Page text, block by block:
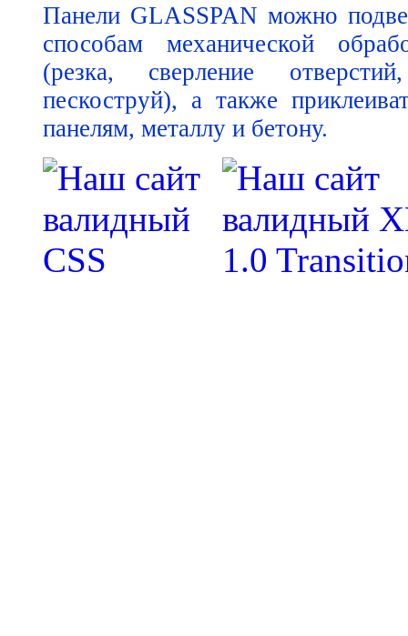
Панели GLASSPAN можно
способам механической
(резка, сверление
пескоструй), а также
панелям, металлу и бетону.